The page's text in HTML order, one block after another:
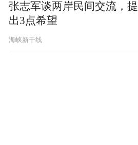
张志军谈两岸民间交流，提
出3点希望
海峡新干线